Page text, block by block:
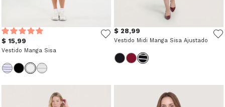
$ 15,99
Vestido Manga Sisa
$ 28,99
Vestido Midi Manga Sisa Ajustado